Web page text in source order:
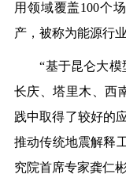
用领域覆盖100个
产，被称为能源行
“基于昆仑大模
长庆、塔里木、西
践中取得了较好的
推动传统地震解释
究院首席专家龚仁彬